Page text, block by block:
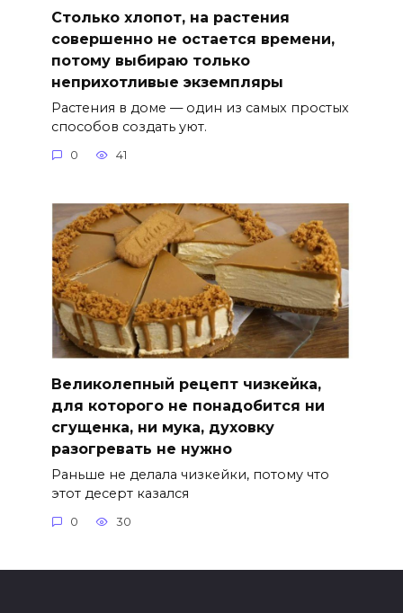
Столько хлопот, на растения
совершенно не остается времени,
потому выбираю только
неприхотливые экземпляры
Растения в доме — один из самых простых
способов создать уют.
0 41
Великолепный рецепт чизкейка,
для которого не понадобится ни
сгущенка, ни мука, духовку
разогревать не нужно
Раньше не делала чизкейки, потому что
этот десерт казался
0 30